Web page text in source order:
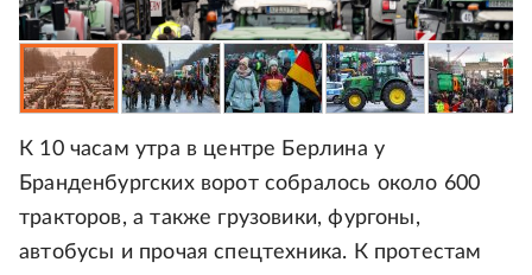
К 10 часам утра в центре Берлина у
Бранденбургских ворот собралось около 600
тракторов, а также грузовики, фургоны,
автобусы и прочая спецтехника. К протестам